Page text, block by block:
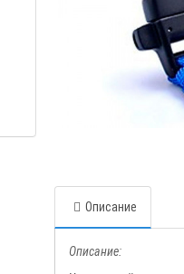
Описание
Описание: